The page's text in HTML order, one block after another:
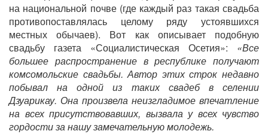
на национальной почве (где каждый раз такая свадьба
противопоставлялась целому ряду устоявшихся
местных обычаев). Вот как описывает подобную
свадьбу газета «Социалистическая Осетия»: «Все
большее распространение в республике получают
комсомольские свадьбы. Автор этих строк недавно
побывал на одной из таких свадеб в селении
Дзуарикау. Она произвела неизгладимое впечатление
на всех присутствовавших, вызвала у всех чувство
гордости за нашу замечательную молодежь.